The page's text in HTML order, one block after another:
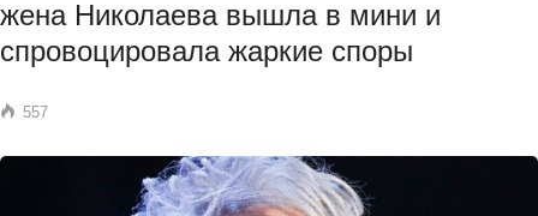
жена Николаева вышла в мини и
спровоцировала жаркие споры
557